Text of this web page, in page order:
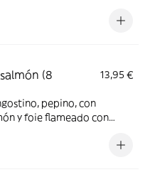
(8
13,95 €
pepino, con
y foie flameado con